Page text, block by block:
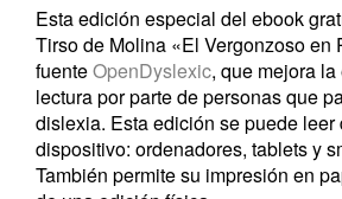
Esta edición especial del ebook
Tirso de Molina «El Vergonzoso en
fuenteOpenDyslexic, que mejora
lectura por parte de personas que
dislexia. Esta edición se puede
dispositivo: ordenadores, tablets y
También permite su impresión en